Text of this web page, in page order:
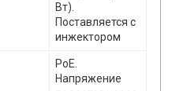
Вт).
Поставляется с
инжектором
PoE.
Напряжение